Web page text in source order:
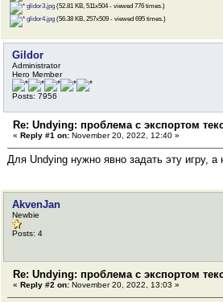
glidor3.jpg (52.81 KB, 511x504 - viewed 776 times.)
glidor4.jpg (56.38 KB, 257x509 - viewed 695 times.)
Gildor
Administrator
Hero Member
Posts: 7956
Re: Undying: проблема с экспортом
« Reply #1 on: November 20, 2022, 12:40 »
Для Undying нужно явно задать эту игру, а
AkvenJan
Newbie
Posts: 4
Re: Undying: проблема с экспортом
« Reply #2 on: November 20, 2022, 13:03 »